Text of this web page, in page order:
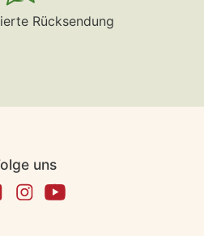
Rücksendung
uns